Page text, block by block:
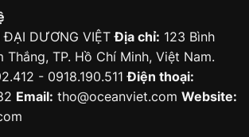
ĐẠI DƯƠNG VIỆTĐịa chỉ: 123 Bình
Thắng, TP. Hồ Chí Minh, Việt Nam.
- 0918.190.511Điện thoại:
Email: tho@oceanviet.com Website: